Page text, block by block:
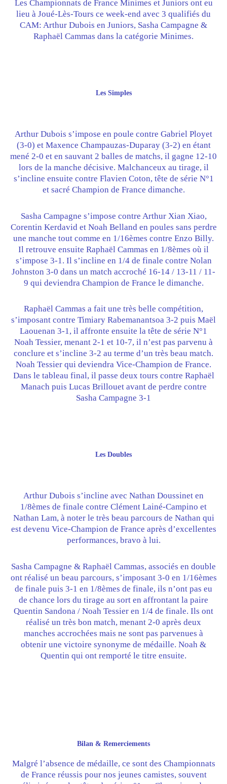
Les Championnats de France Minimes et Juniors ont eu
lieu à Joué-Lès-Tours ce week-end avec 3 qualifiés du
CAM: Arthur Dubois en Juniors, Sasha Campagne &
Raphaël Cammas dans la catégorie Minimes.
Les Simples
Arthur Dubois s’impose en poule contre Gabriel Ployet
(3-0) et Maxence Champauzas-Duparay (3-2) en étant
mené 2-0 et en sauvant 2 balles de matchs, il gagne 12-10
lors de la manche décisive. Malchanceux au tirage, il
s’incline ensuite contre Flavien Coton, tête de série N°1
et sacré Champion de France dimanche.
Sasha Campagne s’impose contre Arthur Xian Xiao,
Corentin Kerdavid et Noah Belland en poules sans perdre
une manche tout comme en 1/16èmes contre Enzo Billy.
Il retrouve ensuite Raphaël Cammas en 1/8èmes où il
s’impose 3-1. Il s’incline en 1/4 de finale contre Nolan
Johnston 3-0 dans un match accroché 16-14 / 13-11 / 11-
9 qui deviendra Champion de France le dimanche.
Raphaël Cammas a fait une très belle compétition,
s’imposant contre Timiary Rabemanantsoa 3-2 puis Maël
Laouenan 3-1, il affronte ensuite la tête de série N°1
Noah Tessier, menant 2-1 et 10-7, il n’est pas parvenu à
conclure et s’incline 3-2 au terme d’un très beau match.
Noah Tessier qui deviendra Vice-Champion de France.
Dans le tableau final, il passe deux tours contre Raphaël
Manach puis Lucas Brillouet avant de perdre contre
Sasha Campagne 3-1
Les Doubles
Arthur Dubois s’incline avec Nathan Doussinet en
1/8èmes de finale contre Clément Lainé-Campino et
Nathan Lam, à noter le très beau parcours de Nathan qui
est devenu Vice-Champion de France après d’excellentes
performances, bravo à lui.
Sasha Campagne & Raphaël Cammas, associés en double
ont réalisé un beau parcours, s’imposant 3-0 en 1/16èmes
de finale puis 3-1 en 1/8èmes de finale, ils n’ont pas eu
de chance lors du tirage au sort en affrontant la paire
Quentin Sandona / Noah Tessier en 1/4 de finale. Ils ont
réalisé un très bon match, menant 2-0 après deux
manches accrochées mais ne sont pas parvenues à
obtenir une victoire synonyme de médaille. Noah &
Quentin qui ont remporté le titre ensuite.
Bilan & Remerciements
Malgré l’absence de médaille, ce sont des Championnats
de France réussis pour nos jeunes camistes, souvent